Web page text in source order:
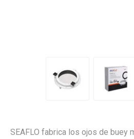
SEAFLO fabrica los ojos de buey